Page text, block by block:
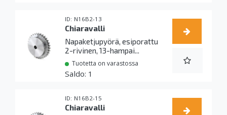
N16B2-13
Chiaravalli
Napaketjupyörä, esiporattu
2-rivinen, 13-hampai...
Tuotetta on varastossa
1
N16B2-15
Chiaravalli